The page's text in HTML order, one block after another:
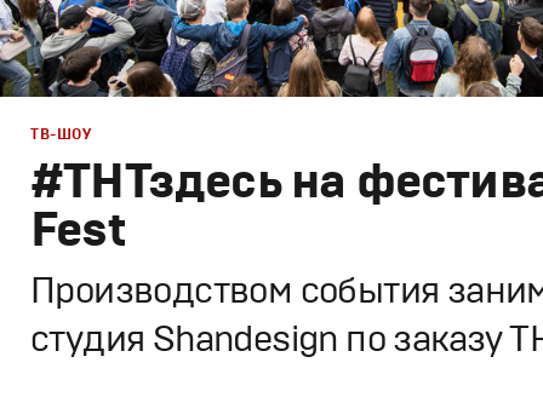
#ТНТздесь на
Fest
Производством события
студия Shandesign по заказу
ТВ-ШОУ